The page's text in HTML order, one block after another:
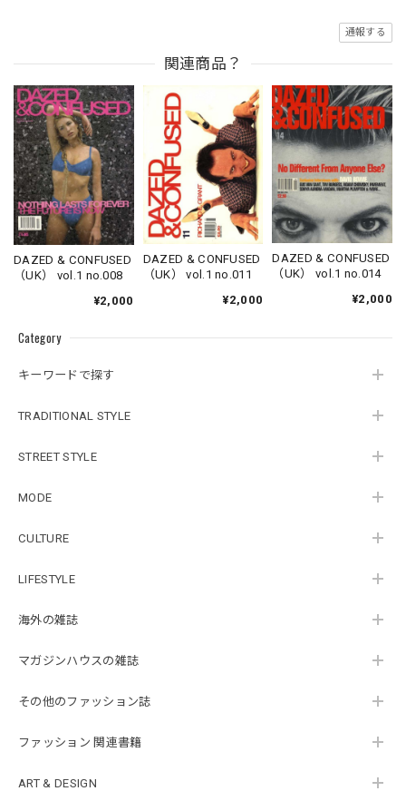
Category
キーワードで探す
TRADITIONAL STYLE
STREET STYLE
MODE
CULTURE
LIFESTYLE
海外の雑誌
マガジンハウスの雑誌
その他のファッション誌
ファッション 関連書籍
ART & DESIGN
通報する
関連商品？
DAZED & CONFUSED
（UK） vol.1 no.008
¥2,000
DAZED & CONFUSED
（UK） vol.1 no.011
¥2,000
DAZED & CONFUSED
（UK） vol.1 no.014
¥2,000